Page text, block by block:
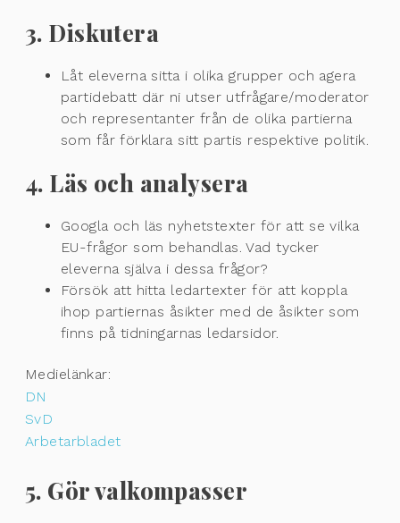
3. Diskutera
Låt eleverna sitta i olika grupper och agera
partidebatt där ni utser utfrågare/moderator
och representanter från de olika partierna
som får förklara sitt partis respektive politik.
4. Läs och analysera
Googla och läs nyhetstexter för att se vilka
EU-frågor som behandlas. Vad tycker
eleverna själva i dessa frågor?
Försök att hitta ledartexter för att koppla
ihop partiernas åsikter med de åsikter som
finns på tidningarnas ledarsidor.
Medielänkar:
DN
SvD
Arbetarbladet
5. Gör valkompasser